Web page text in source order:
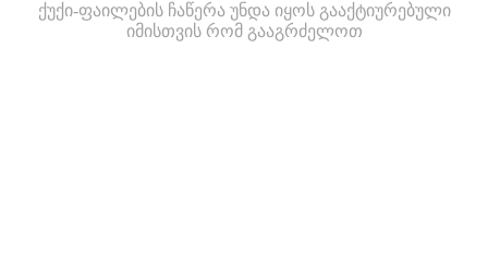
ქუქი-ფაილების ჩაწერა უნდა იყოს გააქტიურებული
იმისთვის რომ გააგრძელოთ